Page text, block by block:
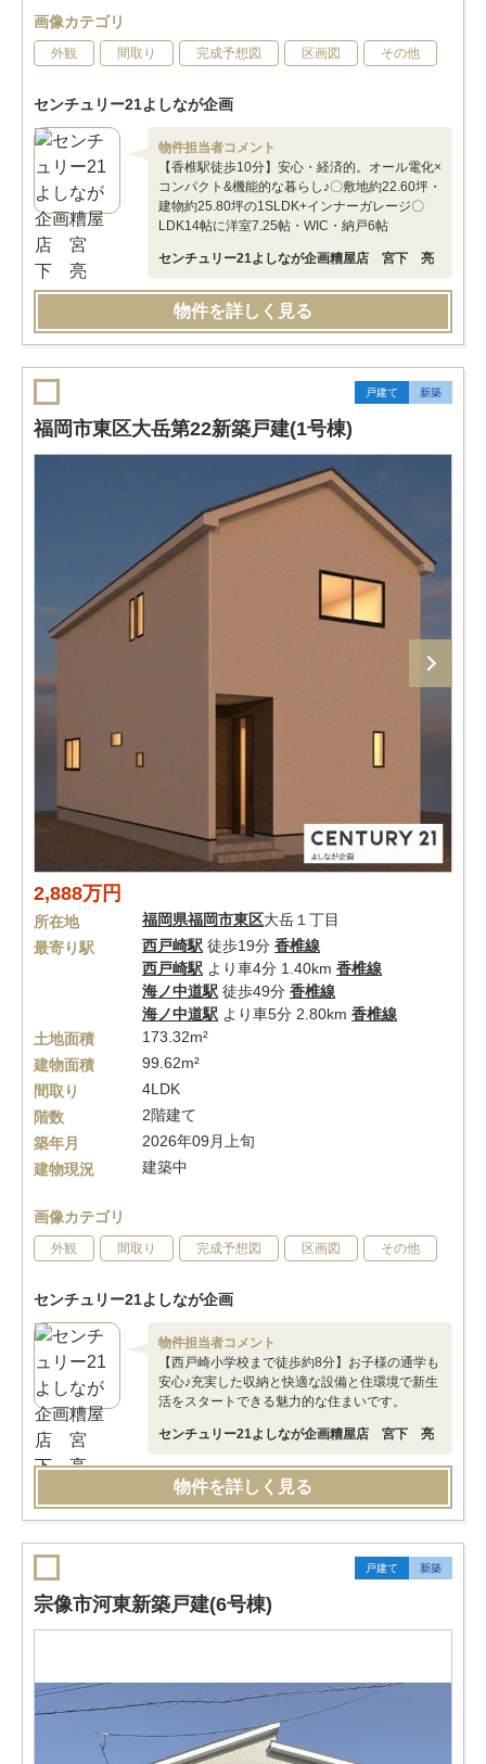
画像カテゴリ
外観 間取り 完成予想図 区画図 その他
センチュリー21よしなが企画
物件担当者コメント
【香椎駅徒歩10分】安心・経済的。オール電化×
コンパクト&機能的な暮らし♪〇敷地約22.60坪・
建物約25.80坪の1SLDK+インナーガレージ〇
LDK14帖に洋室7.25帖・WIC・納戸6帖
センチュリー21よしなが企画糟屋店 宮下 亮
物件を詳しく見る
戸建て 新築
福岡市東区大岳第22新築戸建(1号棟)
2,888万円
所在地 福岡県福岡市東区大岳１丁目
最寄り駅
西戸崎駅 徒歩19分 香椎線
西戸崎駅 より車4分 1.40km 香椎線
海ノ中道駅 徒歩49分 香椎線
海ノ中道駅 より車5分 2.80km 香椎線
土地面積
173.32m²
建物面積
99.62m²
間取り
4LDK
階数
2階建て
築年月
2026年09月上旬
建物現況
建築中
画像カテゴリ
外観 間取り 完成予想図 区画図 その他
センチュリー21よしなが企画
物件担当者コメント
【西戸崎小学校まで徒歩約8分】お子様の通学も
安心♪充実した収納と快適な設備と住環境で新生
活をスタートできる魅力的な住まいです。
センチュリー21よしなが企画糟屋店 宮下 亮
物件を詳しく見る
戸建て 新築
宗像市河東新築戸建(6号棟)